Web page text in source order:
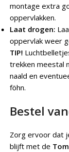
montage extra
oppervlakken.
Laat drogen:
oppervlak weer
TIP!
trekken meestal
naald en
föhn.
Bestel
Zorg ervoor dat
blijft met de